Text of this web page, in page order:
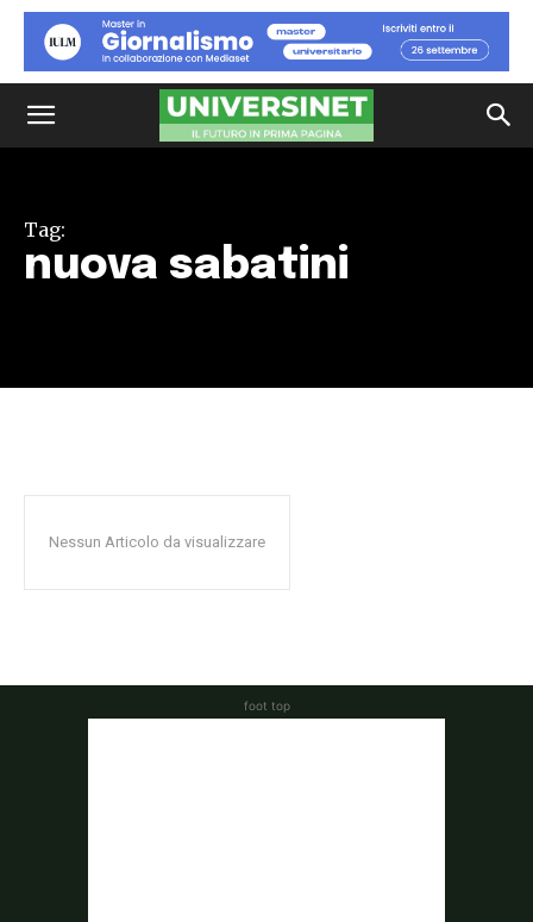
Tag:
nuova sabatini
Nessun Articolo da visualizzare
foot top